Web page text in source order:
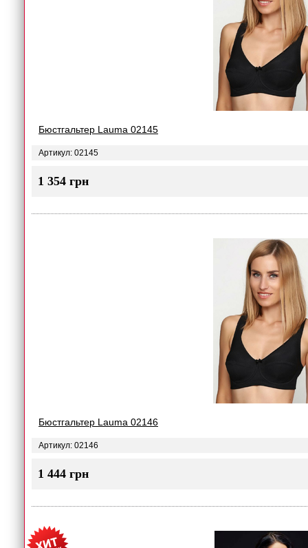
Бюстгальтер Lauma 02145
Артикул: 02145
1 354 грн
Бюстгальтер Lauma 02146
Артикул: 02146
1 444 грн